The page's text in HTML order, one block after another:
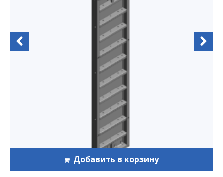
Добавить в корзину